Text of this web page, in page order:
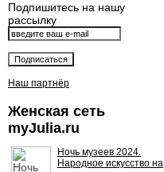
Подпишитесь на нашу
рассылку
Наш партнёр
Женская сеть
myJulia.ru
Ночь музеев 2024.
Народное искусство на